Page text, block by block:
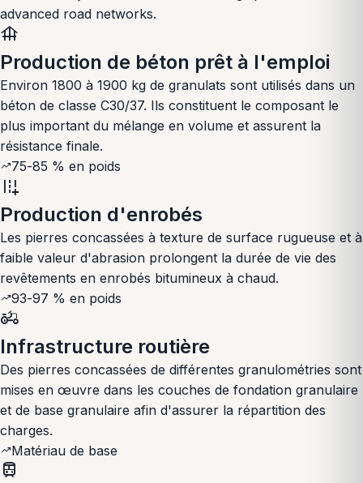
advanced road networks.
foundation
Production de béton prêt à l'emploi
Environ 1800 à 1900 kg de granulats sont utilisés dans un
béton de classe C30/37. Ils constituent le composant le
plus important du mélange en volume et assurent la
résistance finale.
trending_up75-85 % en poids
add_road
Production d'enrobés
Les pierres concassées à texture de surface rugueuse et à
faible valeur d'abrasion prolongent la durée de vie des
revêtements en enrobés bitumineux à chaud.
trending_up93-97 % en poids
agriculture
Infrastructure routière
Des pierres concassées de différentes granulométries sont
mises en œuvre dans les couches de fondation granulaire
et de base granulaire afin d'assurer la répartition des
charges.
trending_upMatériau de base
train